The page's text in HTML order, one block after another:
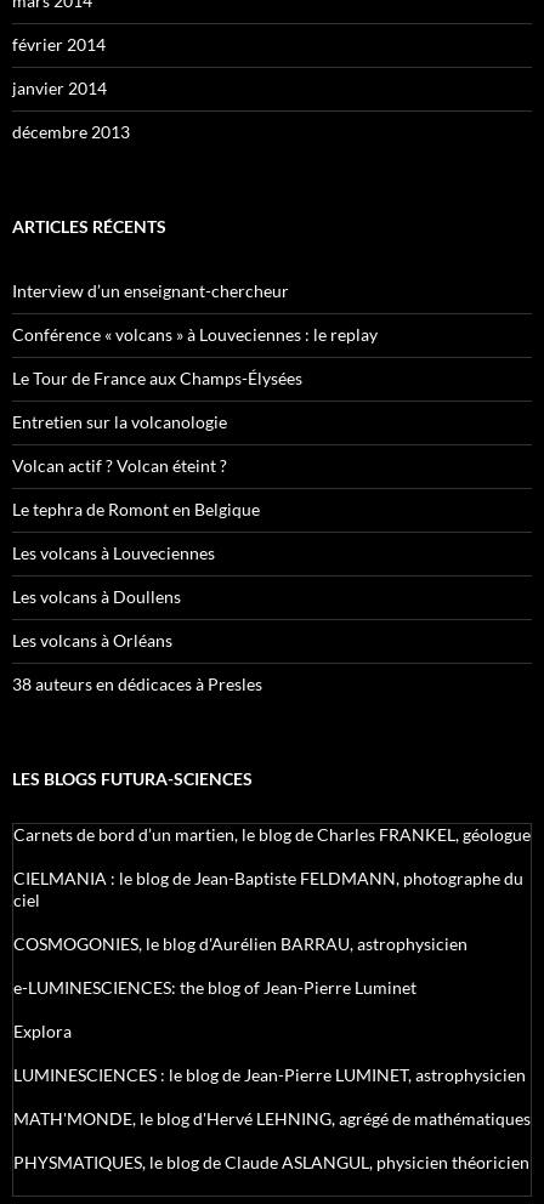
février 2014
janvier 2014
décembre 2013
ARTICLES RÉCENTS
Interview d’un enseignant-chercheur
Conférence « volcans » à Louveciennes : le replay
Le Tour de France aux Champs-Élysées
Entretien sur la volcanologie
Volcan actif ? Volcan éteint ?
Le tephra de Romont en Belgique
Les volcans à Louveciennes
Les volcans à Doullens
Les volcans à Orléans
38 auteurs en dédicaces à Presles
LES BLOGS FUTURA-SCIENCES
Carnets de bord d’un martien, le blog de Charles FRANKEL, géologue
CIELMANIA : le blog de Jean-Baptiste FELDMANN, photographe du
ciel
COSMOGONIES, le blog d'Aurélien BARRAU, astrophysicien
e-LUMINESCIENCES: the blog of Jean-Pierre Luminet
Explora
LUMINESCIENCES : le blog de Jean-Pierre LUMINET, astrophysicien
MATH'MONDE, le blog d'Hervé LEHNING, agrégé de mathématiques
PHYSMATIQUES, le blog de Claude ASLANGUL, physicien théoricien